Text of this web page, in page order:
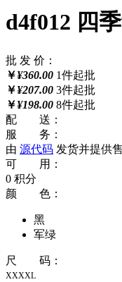
d4f012 四
批 发 价：
￥¥360.00 1件起批
￥¥207.00 3件起批
￥¥198.00 8件起批
配 送：
服 务：
由 源代码 发货并提供
可 用：
0 积分
颜 色：
黑
军绿
尺 码：
XXXXL